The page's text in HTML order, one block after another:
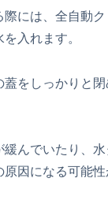
には、全自動
入れます。
蓋をしっかりと
んでいたり、
因になる可能性